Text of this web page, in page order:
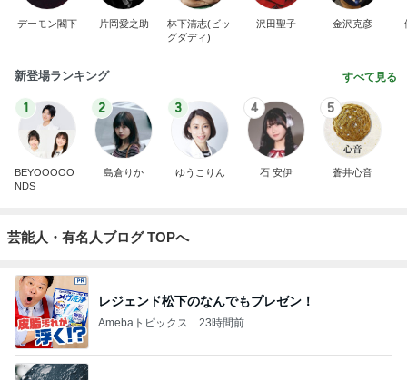
デーモン閣下 片岡愛之助
林下清志(ビッ
グダディ)
沢田聖子 金沢克彦
新登場ランキング すべて見る
1
BEYOOOOO
NDS
2
島倉りか
3
ゆうこりん
4
石 安伊
5
蒼井心音
芸能人・有名人ブログ TOPへ
レジェンド松下のなんでもプレゼン！
Amebaトピックス 23時間前